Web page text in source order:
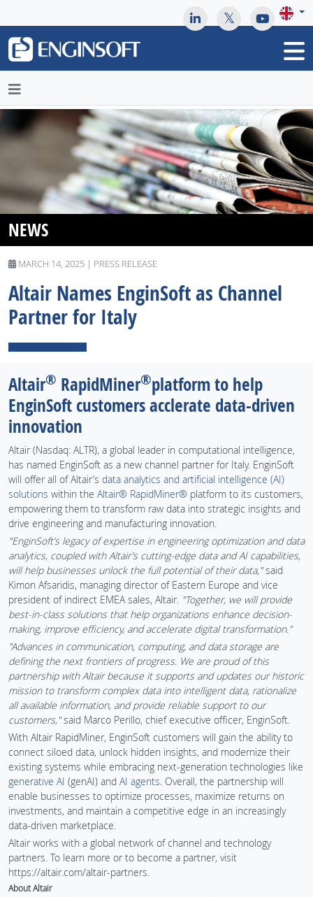
NEWS
MARCH 14, 2025 | PRESS RELEASE
Altair Names EnginSoft as Channel
Partner for Italy
Altair® RapidMiner®platform to help
EnginSoft customers acclerate data-driven
innovation
Altair (Nasdaq: ALTR), a global leader in computational intelligence,
has named EnginSoft as a new channel partner for Italy. EnginSoft
will offer all of Altair’s data analytics and artificial intelligence (AI)
solutions within the Altair® RapidMiner® platform to its customers,
empowering them to transform raw data into strategic insights and
drive engineering and manufacturing innovation.
"EnginSoft’s legacy of expertise in engineering optimization and data
analytics, coupled with Altair’s cutting-edge data and AI capabilities,
will help businesses unlock the full potential of their data,"said
Kimon Afsaridis, managing director of Eastern Europe and vice
president of indirect EMEA sales, Altair. "Together, we will provide
best-in-class solutions that help organizations enhance decision-
making, improve efficiency, and accelerate digital transformation."
"Advances in communication, computing, and data storage are
defining the next frontiers of progress. We are proud of this
partnership with Altair because it supports and updates our historic
mission to transform complex data into intelligent data, rationalize
all available information, and provide reliable support to our
customers,"said Marco Perillo, chief executive officer, EnginSoft.
With Altair RapidMiner, EnginSoft customers will gain the ability to
connect siloed data, unlock hidden insights, and modernize their
existing systems while embracing next-generation technologies like
generative AI (genAI) and AI agents. Overall, the partnership will
enable businesses to optimize processes, maximize returns on
investments, and maintain a competitive edge in an increasingly
data-driven marketplace.
Altair works with a global network of channel and technology
partners. To learn more or to become a partner, visit
https://altair.com/altair-partners.
About Altair
May we use cookies to track your activities? We take your
privacy very seriously. Please see our privacy policy for details
and any questions.